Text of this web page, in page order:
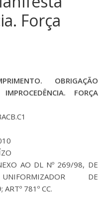
Força
OBRIGAÇÃO
FORÇA
AO DL Nº 269/98, DE
DE
781º CC.